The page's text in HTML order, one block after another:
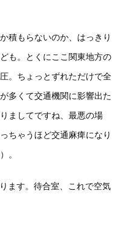
積もらないのか、はっきり
も。とくにここ関東地方の
。ちょっとずれただけで全
多くて交通機関に影響出た
ましてですね、最悪の場
ちゃうほど交通麻痺になり
。
ます。待合室、これで空気